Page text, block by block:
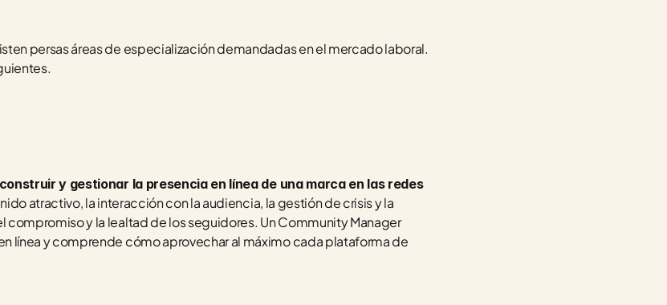
persas áreas de especialización demandadas en el mercado laboral.
construir y gestionar la presencia en línea de una marca en las redes
atractivo, la interacción con la audiencia, la gestión de crisis y la
compromiso y la lealtad de los seguidores. Un Community Manager
línea y comprende cómo aprovechar al máximo cada plataforma de